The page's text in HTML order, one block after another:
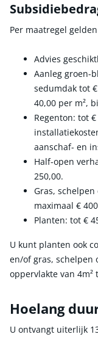
Per maatregel
Advies
Aanleg groen-
sedumdak tot
40,00 per m²,
Regenton: tot €
aanschaf- en
Half-open
250,00.
Gras,
maximaal €
Planten: tot €
U kunt planten ook
en/of gras, schelpen
oppervlakte van 4m²
Hoelang
U ontvangt uiterlijk